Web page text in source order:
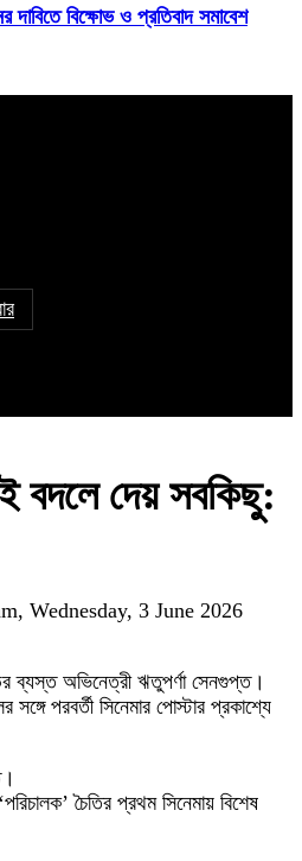
দাবিতে বিক্ষোভ ও প্রতিবাদ সমাবেশ
বদলে দেয় সবকিছু:
Wednesday, 3 June 2026
ব্যস্ত অভিনেত্রী ঋতুপর্ণা সেনগুপ্ত।
সঙ্গে পরবর্তী সিনেমার পোস্টার প্রকাশ্যে
চৈতির প্রথম সিনেমায় বিশেষ